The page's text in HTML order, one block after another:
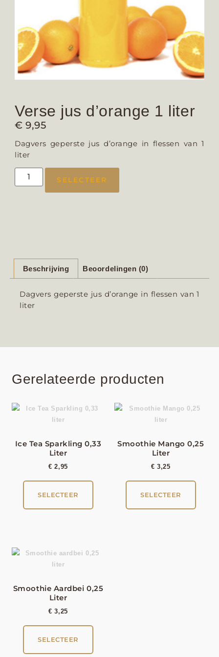
Verse jus d’orange 1 liter
€ 9,95
Dagvers geperste jus d’orange in flessen van 1
liter
SELECTEER
Beschrijving Beoordelingen (0)
Dagvers geperste jus d’orange in flessen van 1
liter
Gerelateerde producten
Ice Tea Sparkling 0,33
Liter
€ 2,95
SELECTEER
Smoothie Mango 0,25
Liter
€ 3,25
SELECTEER
Smoothie Aardbei 0,25
Liter
€ 3,25
SELECTEER